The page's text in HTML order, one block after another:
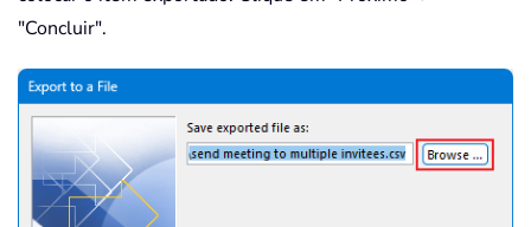
"Concluir".